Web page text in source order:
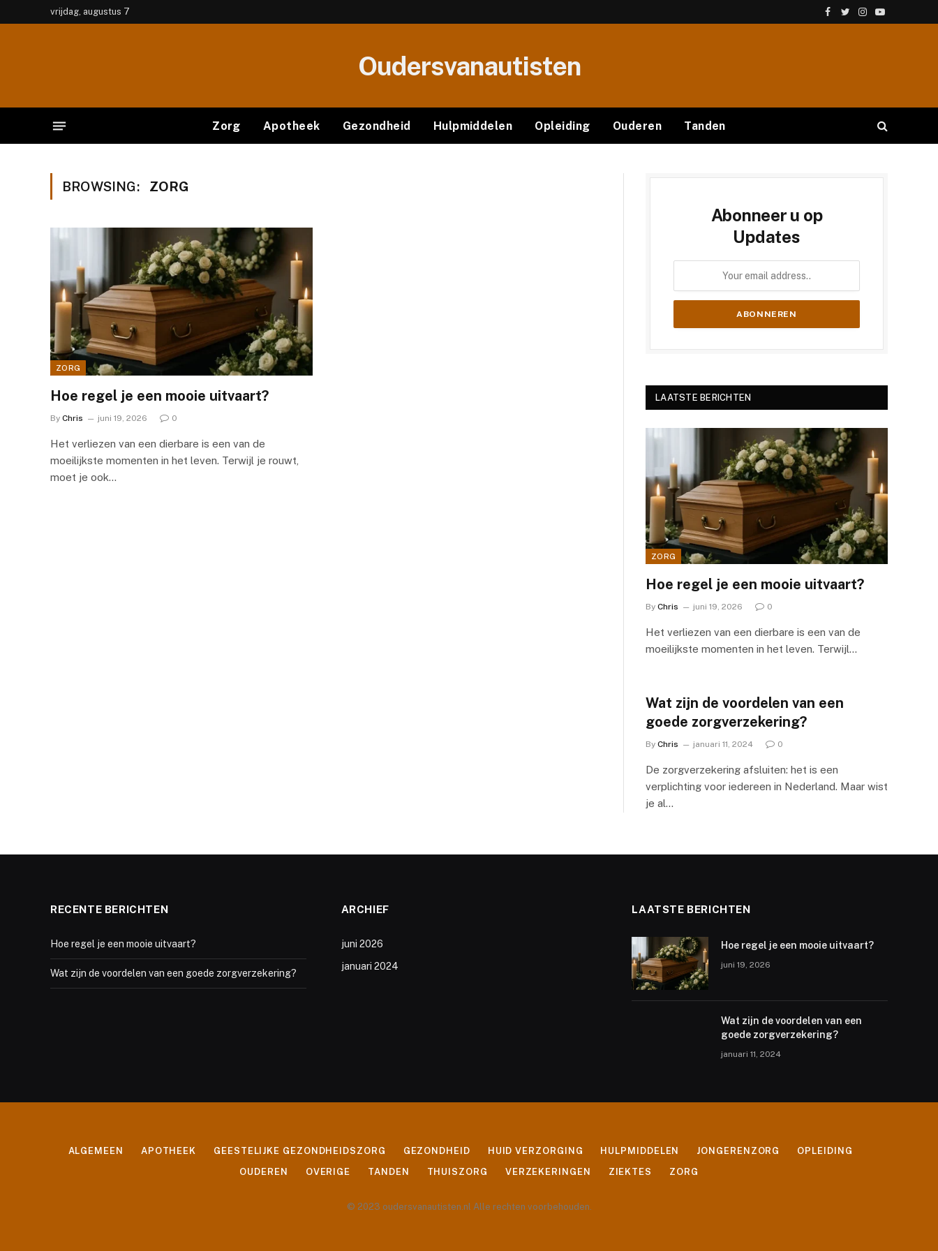
vrijdag, augustus 7
Facebook
TwitterInstagram
YouTube
Oudersvanautisten
Zorg Apotheek Gezondheid Hulpmiddelen Opleiding Ouderen Tanden
BROWSING: ZORG
ZORG
Hoe regel je een mooie uitvaart?
By Chris juni 19, 2026 0
Het verliezen van een dierbare is een van de
moeilijkste momenten in het leven. Terwijl je rouwt,
moet je ook…
Abonneer u op
Updates
LAATSTE BERICHTEN
ZORG
Hoe regel je een mooie uitvaart?
By Chris juni 19, 2026 0
Het verliezen van een dierbare is een van de
moeilijkste momenten in het leven. Terwijl…
Wat zijn de voordelen van een
goede zorgverzekering?
By Chris januari 11, 2024 0
De zorgverzekering afsluiten: het is een
verplichting voor iedereen in Nederland. Maar wist
je al…
RECENTE BERICHTEN
Hoe regel je een mooie uitvaart?
Wat zijn de voordelen van een goede zorgverzekering?
ARCHIEF
juni 2026
januari 2024
LAATSTE BERICHTEN
Hoe regel je een mooie uitvaart?
juni 19, 2026
Wat zijn de voordelen van een
goede zorgverzekering?
januari 11, 2024
ALGEMEEN APOTHEEK GEESTELIJKE GEZONDHEIDSZORG GEZONDHEID HUID VERZORGING HULPMIDDELEN JONGERENZORG
OPLEIDING
OUDEREN
OVERIGE TANDEN THUISZORG VERZEKERINGEN ZIEKTES ZORG
© 2023 oudersvanautisten.nl Alle rechten voorbehouden.